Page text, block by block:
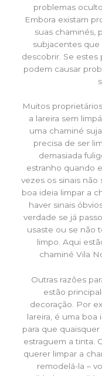
problemas
Embora existam
suas chaminés,
subjacentes
descobrir. Se estes
podem causar
Muitos
a lareira sem
uma chaminé
precisa de ser
demasiada
estranho quando
vezes os sinais não
boa ideia limpar a
haver sinais
verdade se já
usaste ou se não
limpo. Aqui
chaminé Vila
Outras razões
estão
decoração. Por
lareira, é uma boa
para que
estraguem a tinta.
querer limpar a
remodelá-la –